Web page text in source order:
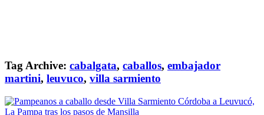
Tag Archive: cabalgata, caballos, embajador
martini, leuvuco, villa sarmiento